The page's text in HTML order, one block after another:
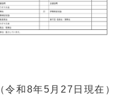
和8年5月27日現在）